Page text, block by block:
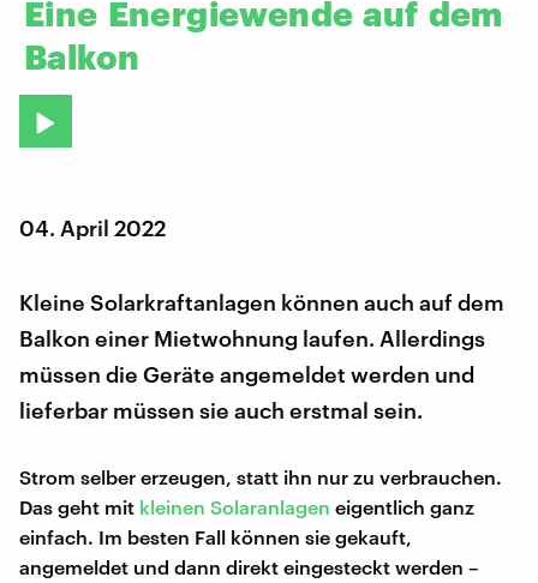
Eine Energiewende auf dem
Balkon
04. April 2022
Kleine Solarkraftanlagen können auch auf dem
Balkon einer Mietwohnung laufen. Allerdings
müssen die Geräte angemeldet werden und
lieferbar müssen sie auch erstmal sein.
Strom selber erzeugen, statt ihn nur zu verbrauchen.
Das geht mit kleinen Solaranlagen eigentlich ganz
einfach. Im besten Fall können sie gekauft,
angemeldet und dann direkt eingesteckt werden –